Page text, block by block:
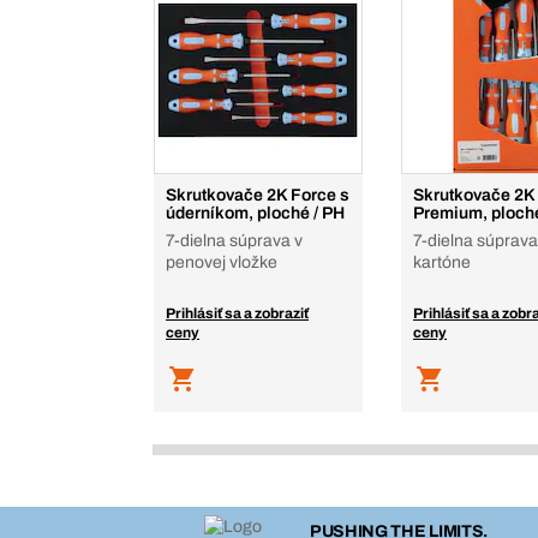
Skrutkovače 2K Force s
úderníkom, ploché / PH
7-dielna súprava v
penovej vložke
Prihlásiť sa a zobraziť
ceny
Skrutkovače 2K
Premium,
7-dielna
kartóne
Prihlásiť sa a
ceny
PUSHING THE LIMITS.